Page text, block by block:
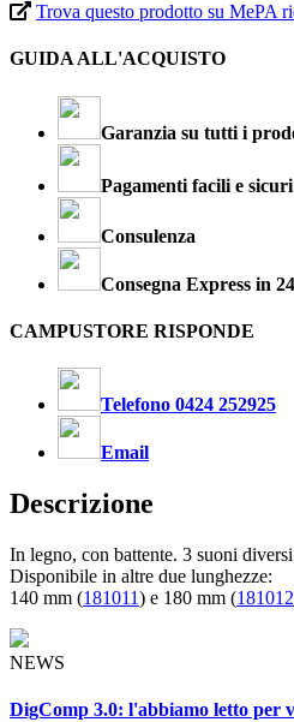
Trova questo prodotto su MePA
GUIDA ALL'ACQUISTO
Garanzia su tutti i
Pagamenti facili e sicuri
Consulenza
Consegna Express in
CAMPUSTORE RISPONDE
Telefono 0424 252925
Email
Descrizione
In legno, con battente. 3 suoni
Disponibile in altre due lunghezze:
140 mm (181011) e 180 mm (181012
NEWS
DigComp 3.0: l'abbiamo letto per